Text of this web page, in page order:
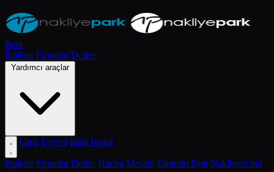
Beta
İhaleler Firmalar Defter
Yardımcı araçlar
Giriş Üye ol İhale başlat
İhaleler Firmalar Defter Hacim Mesafe Tahmini fiyat Nakliyeci bul